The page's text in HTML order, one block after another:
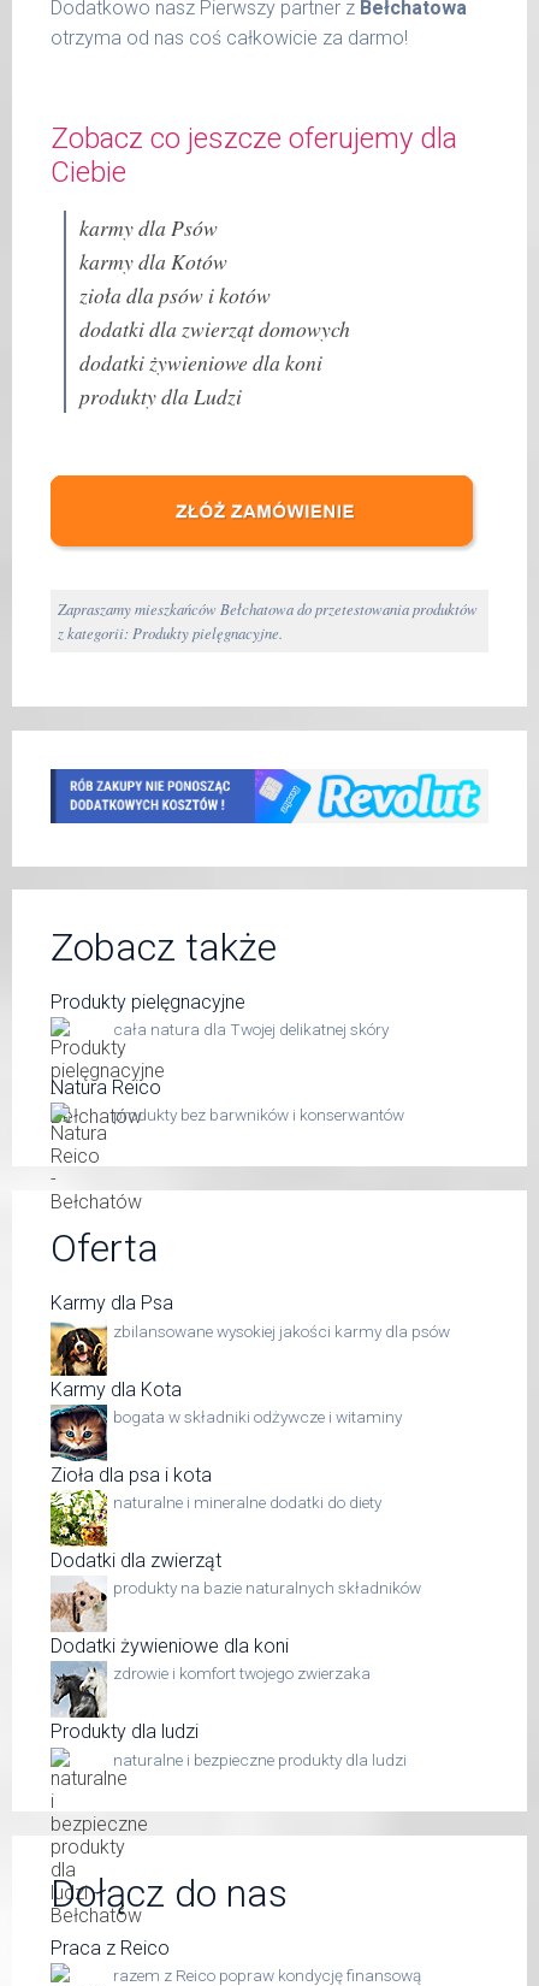
Dodatkowo nasz Pierwszy partner z Bełchatowa
otrzyma od nas coś całkowicie za darmo!
Zobacz co jeszcze oferujemy dla
Ciebie
karmy dla Psów
karmy dla Kotów
zioła dla psów i kotów
dodatki dla zwierząt domowych
dodatki żywieniowe dla koni
produkty dla Ludzi
Zapraszamy mieszkańców Bełchatowa do przetestowania produktów
z kategorii: Produkty pielęgnacyjne.
Zobacz także
Produkty pielęgnacyjne
cała natura dla Twojej delikatnej skóry
Natura Reico
produkty bez barwników i konserwantów
Oferta
Karmy dla Psa
zbilansowane wysokiej jakości karmy dla psów
Karmy dla Kota
bogata w składniki odżywcze i witaminy
Zioła dla psa i kota
naturalne i mineralne dodatki do diety
Dodatki dla zwierząt
produkty na bazie naturalnych składników
Dodatki żywieniowe dla koni
zdrowie i komfort twojego zwierzaka
Produkty dla ludzi
naturalne i bezpieczne produkty dla ludzi
Dołącz do nas
Praca z Reico
razem z Reico popraw kondycję finansową